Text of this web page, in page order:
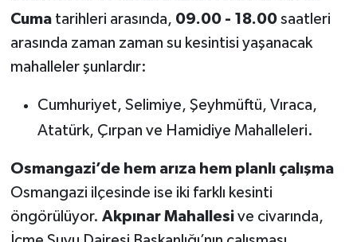
Cumatarihleri arasında, 09.00 - 18.00saatleri
arasında zaman zaman su kesintisi yaşanacak
mahalleler şunlardır:
Cumhuriyet, Selimiye, Şeyhmüftü, Vıraca,
Atatürk, Çırpan ve Hamidiye Mahalleleri.
Osmangazi’de hem arıza hem planlı çalışma
Osmangazi ilçesinde ise iki farklı kesinti
öngörülüyor. Akpınar Mahallesive civarında,